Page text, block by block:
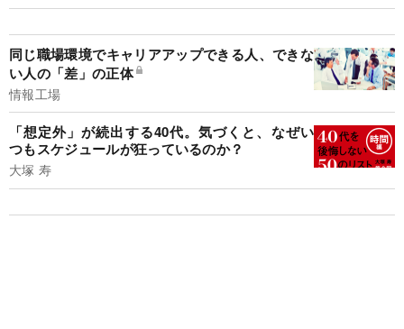
同じ職場環境でキャリアアップできる人、できな
い人の「差」の正体
情報工場
「想定外」が続出する40代。気づくと、なぜい
つもスケジュールが狂っているのか？
大塚 寿